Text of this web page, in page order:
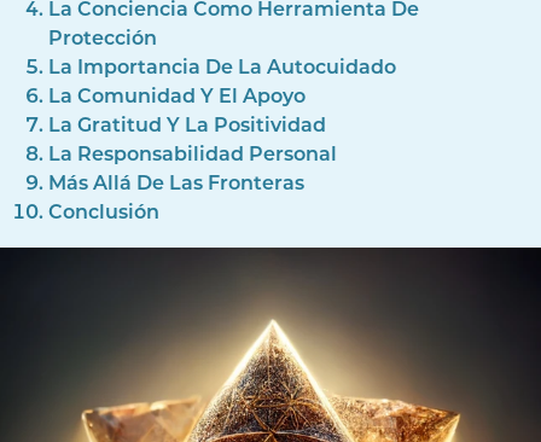
La Conciencia Como Herramienta De
Protección
La Importancia De La Autocuidado
La Comunidad Y El Apoyo
La Gratitud Y La Positividad
La Responsabilidad Personal
Más Allá De Las Fronteras
Conclusión